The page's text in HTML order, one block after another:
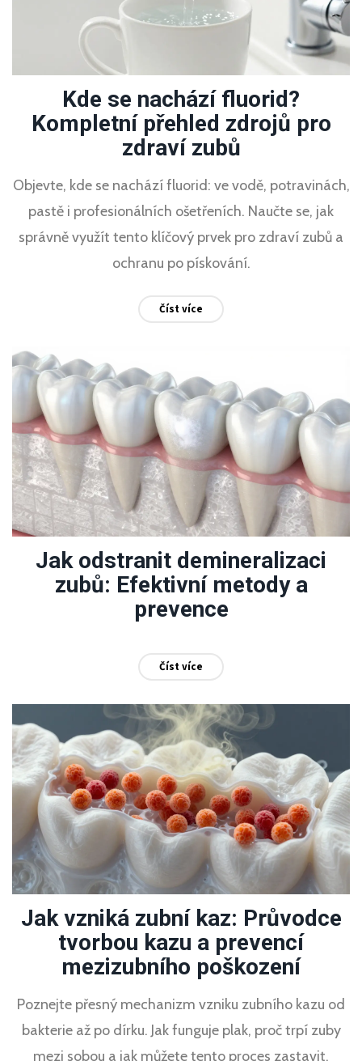
Kde se nachází fluorid?
Kompletní přehled zdrojů pro
zdraví zubů
Objevte, kde se nachází fluorid: ve vodě, potravinách,
pastě i profesionálních ošetřeních. Naučte se, jak
správně využít tento klíčový prvek pro zdraví zubů a
ochranu po pískování.
Číst více
Jak odstranit demineralizaci
zubů: Efektivní metody a
prevence
Číst více
Jak vzniká zubní kaz: Průvodce
tvorbou kazu a prevencí
mezizubního poškození
Poznejte přesný mechanizm vzniku zubního kazu od
bakterie až po dírku. Jak funguje plak, proč trpí zuby
mezi sobou a jak můžete tento proces zastavit.